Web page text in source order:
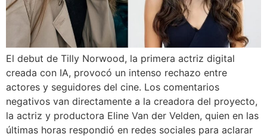
El debut de Tilly Norwood, la primera actriz digital
creada con IA, provocó un intenso rechazo entre
actores y seguidores del cine. Los comentarios
negativos van directamente a la creadora del proyecto,
la actriz y productora Eline Van der Velden, quien en las
últimas horas respondió en redes sociales para aclarar